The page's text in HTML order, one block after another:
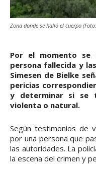
Zona donde se halló el cuerpo
Por el momento se
persona fallecida y
Simesen de Bielke
pericias
y determinar si se
violenta o natural.
Según testimonios de
por una persona que
las autoridades. La
la escena del crimen y